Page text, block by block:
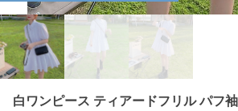
白ワンピース ティアードフリル パフ